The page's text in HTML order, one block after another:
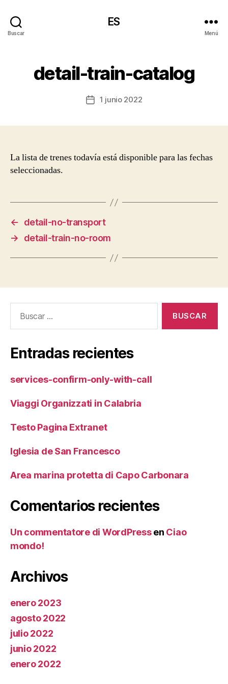
Buscar
ES
Menú
detail-train-catalog
Fecha1 junio 2022
La lista de trenes todavía está disponible para las fechas
seleccionadas.
←
detail-no-transport
→
detail-train-no-room
Entradas recientes
services-confirm-only-with-call
Viaggi Organizzati in Calabria
Testo Pagina Extranet
Iglesia de San Francesco
Area marina protetta di Capo Carbonara
Comentarios recientes
Un commentatore di WordPressen Ciao
mondo!
Archivos
enero 2023
agosto 2022
julio 2022
junio 2022
enero 2022